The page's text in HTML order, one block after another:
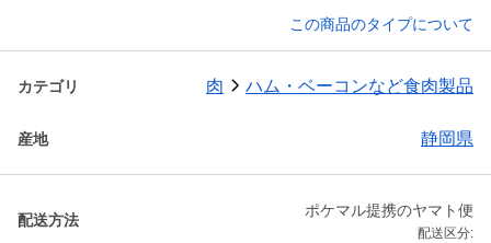
この商品のタイプについて
カテゴリ 肉 ハム・ベーコンなど食肉製品
産地 静岡県
配送方法
ポケマル提携のヤマト便
配送区分: